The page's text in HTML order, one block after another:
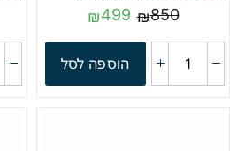
₪850
₪499
הוספה לסל